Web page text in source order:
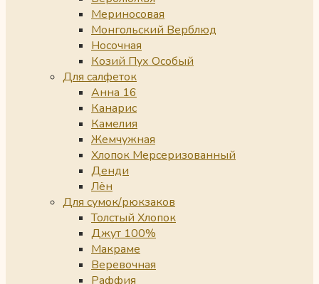
Мериносовая
Монгольский Верблюд
Носочная
Козий Пух Особый
Для салфеток
Анна 16
Канарис
Камелия
Жемчужная
Хлопок Мерсеризованный
Денди
Лён
Для сумок/рюкзаков
Толстый Хлопок
Джут 100%
Макраме
Веревочная
Раффия